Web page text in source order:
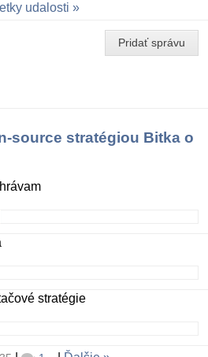
udalosti
Pridať správu
source stratégiou Bitka o
stratégie